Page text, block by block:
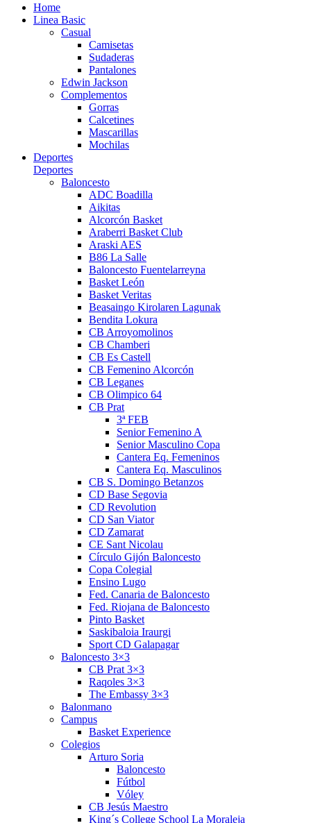
Home
Linea Basic
Casual
Camisetas
Sudaderas
Pantalones
Edwin Jackson
Complementos
Gorras
Calcetines
Mascarillas
Mochilas
Deportes
Deportes
Baloncesto
ADC Boadilla
Aikitas
Alcorcón Basket
Araberri Basket Club
Araski AES
B86 La Salle
Baloncesto Fuentelarreyna
Basket León
Basket Veritas
Beasaingo Kirolaren Lagunak
Bendita Lokura
CB Arroyomolinos
CB Chamberi
CB Es Castell
CB Femenino Alcorcón
CB Leganes
CB Olimpico 64
CB Prat
3ª FEB
Senior Femenino A
Senior Masculino Copa
Cantera Eq. Femeninos
Cantera Eq. Masculinos
CB S. Domingo Betanzos
CD Base Segovia
CD Revolution
CD San Viator
CD Zamarat
CE Sant Nicolau
Círculo Gijón Baloncesto
Copa Colegial
Ensino Lugo
Fed. Canaria de Baloncesto
Fed. Riojana de Baloncesto
Pinto Basket
Saskibaloia Iraurgi
Sport CD Galapagar
Baloncesto 3×3
CB Prat 3×3
Raqoles 3×3
The Embassy 3×3
Balonmano
Campus
Basket Experience
Colegios
Arturo Soria
Baloncesto
Fútbol
Vóley
CB Jesús Maestro
King´s College School La Moraleja